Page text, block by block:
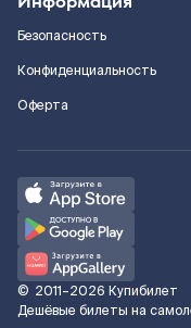
Безопасность
Конфиденциальность
Оферта
© 2011–2026 Купибилет
Дешёвые билеты на